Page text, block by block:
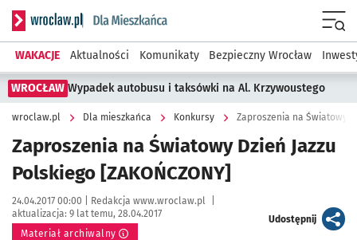
Serwis informacyjny wroclaw.pl podserwis: Dla mieszkańca
WAKACJE Aktualności Komunikaty Bezpieczny Wrocław
WROCŁAW Wypadek autobusu i taksówki na Al. Krzywoustego
wroclaw.pl Dla mieszkańca Konkursy Zaproszenia na Światowy
Zaproszenia na Światowy Dzień Jazzu
Polskiego [ZAKOŃCZONY]
Data publikacji:
24.04.2017 00:00 | Autor:
Redakcja www.wroclaw.pl
aktualizacja: 9 lat temu, 28.04.2017
Materiał archiwalny
Udostępnijartykuł